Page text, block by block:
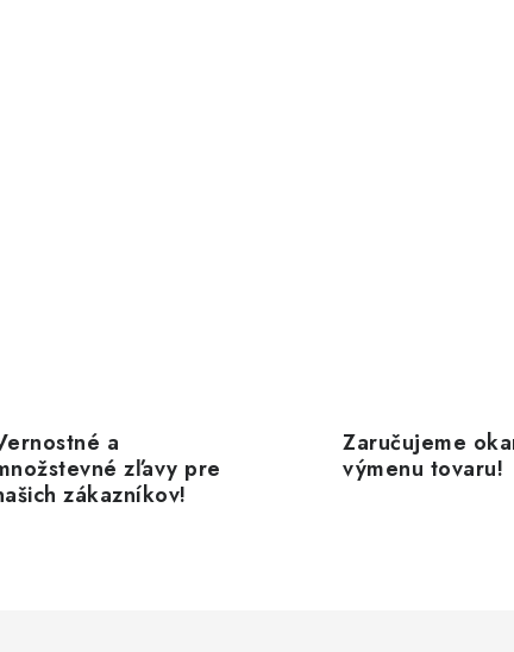
a
zľavy pre
zákazníkov!
Zaručujeme
výmenu tovaru!